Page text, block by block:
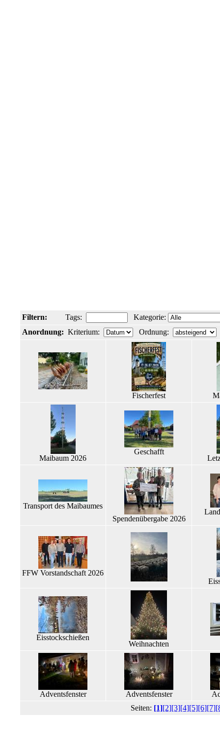
Filtern: Tags:
Kategorie:
Anordnung: Kriterium: Ordnung:
Fischerfest
Maibaum 2026
Geschafft
Transport des Maibaumes
Spendenübergabe 2026
FFW Vorstandschaft 2026
Eisstockschießen
Weihnachten
Adventsfenster Adventsfenster
Seiten: [1][2][3][4][5][6][7]